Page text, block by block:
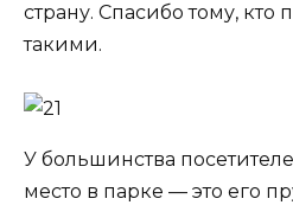
страну. Спасибо тому, кто
такими.
У большинства
место в парке — это его